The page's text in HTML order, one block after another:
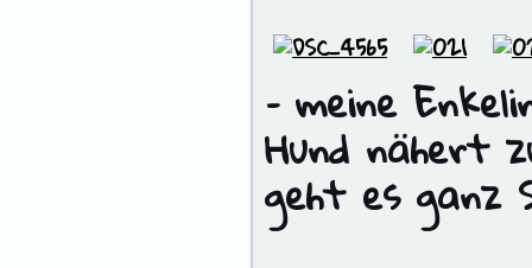
– meine
Hund nähert
geht es ganz